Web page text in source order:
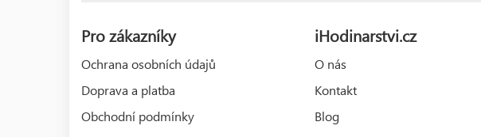
Pro zákazníky
Ochrana osobních údajů
Doprava a platba
Obchodní podmínky
iHodinarstvi.cz
O nás
Kontakt
Blog